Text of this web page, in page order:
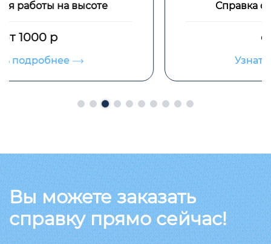
Справка о профпригодности
Вы можете заказать
справку прямо сейчас!